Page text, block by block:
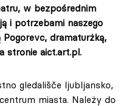
w bezpośrednim
i potrzebami naszego
dramaturżką,
stronie aict.art.pl.
gledališče ljubljansko,
miasta. Należy do